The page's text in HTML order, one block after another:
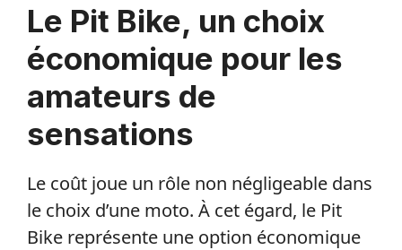
Le Pit Bike, un choix
économique pour les
amateurs de
sensations
Le coût joue un rôle non négligeable dans
le choix d’une moto. À cet égard, le Pit
Bike représente une option économique